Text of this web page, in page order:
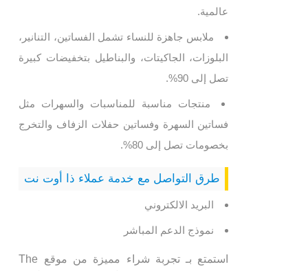
عالمية.
ملابس جاهزة للنساء تشمل الفساتين، التنانير،
البلوزات، الجاكيتات، والبناطيل بتخفيضات كبيرة
تصل إلى 90%.
منتجات مناسبة للمناسبات والسهرات مثل
فساتين السهرة وفساتين حفلات الزفاف والتخرج
بخصومات تصل إلى 80%.
طرق التواصل مع خدمة عملاء ذا أوت نت
البريد الالكتروني
نموذج الدعم المباشر
استمتع بـ تجربة شراء مميزة من موقع The